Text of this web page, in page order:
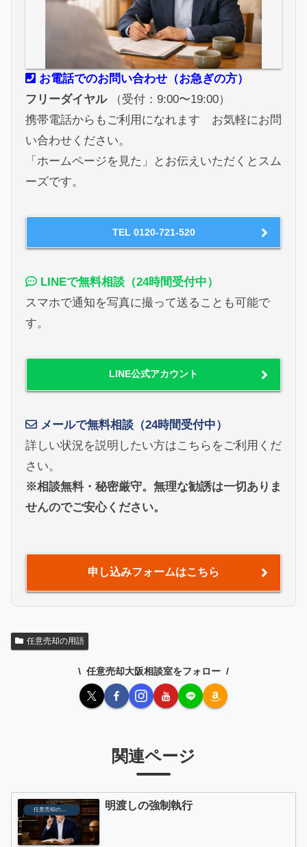
お電話でのお問い合わせ（お急ぎの方）
フリーダイヤル
（受付：9:00〜19:00）
携帯電話からもご利用になれます お気軽にお問
い合わせください。
「ホームページを見た」とお伝えいただくとスム
ーズです。
TEL 0120-721-520
LINEで無料相談（24時間受付中）
スマホで通知を写真に撮って送ることも可能で
す。
LINE公式アカウント
メールで無料相談（24時間受付中）
詳しい状況を説明したい方はこちらをご利用くだ
さい。
※相談無料・秘密厳守。無理な勧誘は一切ありま
せんのでご安心ください。
申し込みフォームはこちら
任意売却の用語
任意売却大阪相談室をフォロー
関連ページ
任意売却の用語 明渡しの強制執行